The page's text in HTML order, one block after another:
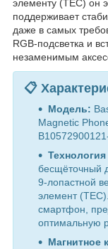
элементу (TEC) он
поддерживает
даже в самых
RGB-подсветка и
незаменимым
📋
Модель:
Magnetic
бесщёточный
9-лопастной
элемент
смартфон,
оптимальную
Магнитное